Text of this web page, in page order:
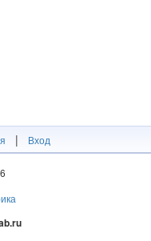
| Вход